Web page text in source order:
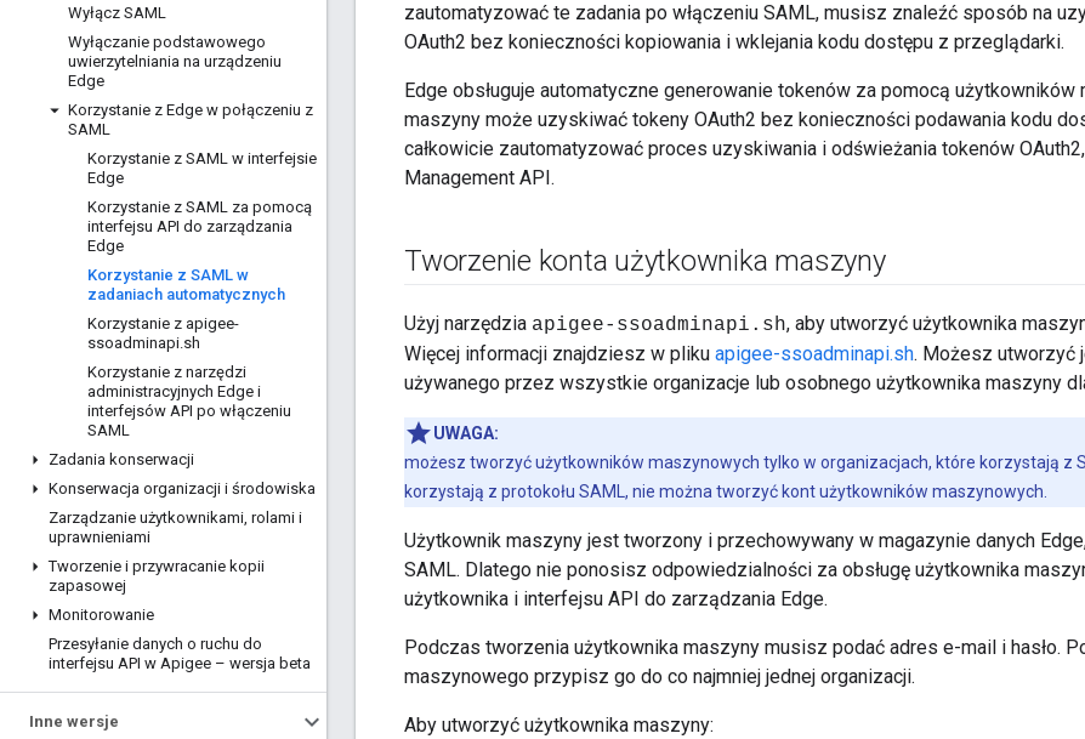
Wyłącz SAML
Wyłączanie podstawowego
uwierzytelniania na urządzeniu
Edge
Korzystanie z Edge w połączeniu z
SAML
Korzystanie z SAML w interfejsie
Edge
Korzystanie z SAML za pomocą
interfejsu API do zarządzania
Edge
Korzystanie z SAML w
zadaniach automatycznych
Korzystanie z apigee-
ssoadminapi.sh
Korzystanie z narzędzi
administracyjnych Edge i
interfejsów API po włączeniu
SAML
Zadania konserwacji
Konserwacja organizacji i środowiska
Zarządzanie użytkownikami, rolami i
uprawnieniami
Tworzenie i przywracanie kopii
zapasowej
Monitorowanie
Przesyłanie danych o ruchu do
interfejsu API w Apigee – wersja beta
Inne wersje
zautomatyzować te zadania po włączeniu SAML, musisz znaleźć sposób na
OAuth2 bez konieczności kopiowania i wklejania kodu dostępu z przeglądarki.
Edge obsługuje automatyczne generowanie tokenów za pomocą
maszyny może uzyskiwać tokeny OAuth2 bez konieczności podawania kodu
całkowicie zautomatyzować proces uzyskiwania i odświeżania tokenów
Management API.
Tworzenie konta użytkownika maszyny
Użyj narzędzia apigee-ssoadminapi.sh, aby utworzyć użytkownika
Więcej informacji znajdziesz w pliku apigee-ssoadminapi.sh. Możesz utworzyć
używanego przez wszystkie organizacje lub osobnego użytkownika maszyny
UWAGA:
możesz tworzyć użytkowników maszynowych tylko w organizacjach, które korzystają z
korzystają z protokołu SAML, nie można tworzyć kont użytkowników maszynowych.
Użytkownik maszyny jest tworzony i przechowywany w magazynie danych
SAML. Dlatego nie ponosisz odpowiedzialności za obsługę użytkownika
użytkownika i interfejsu API do zarządzania Edge.
Podczas tworzenia użytkownika maszyny musisz podać adres e-mail i hasło.
maszynowego przypisz go do co najmniej jednej organizacji.
Aby utworzyć użytkownika maszyny: